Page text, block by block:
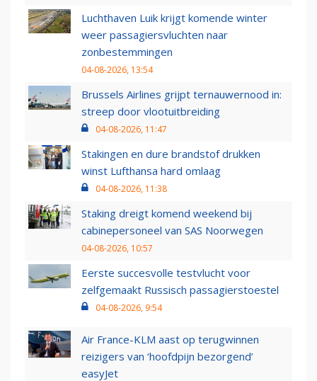
Luchthaven Luik krijgt komende winter
weer passagiersvluchten naar
zonbestemmingen
04-08-2026, 13:54
Brussels Airlines grijpt ternauwernood in:
streep door vlootuitbreiding
04-08-2026, 11:47
Stakingen en dure brandstof drukken
winst Lufthansa hard omlaag
04-08-2026, 11:38
Staking dreigt komend weekend bij
cabinepersoneel van SAS Noorwegen
04-08-2026, 10:57
Eerste succesvolle testvlucht voor
zelfgemaakt Russisch passagierstoestel
04-08-2026, 9:54
Air France-KLM aast op terugwinnen
reizigers van ‘hoofdpijn bezorgend’
easyJet